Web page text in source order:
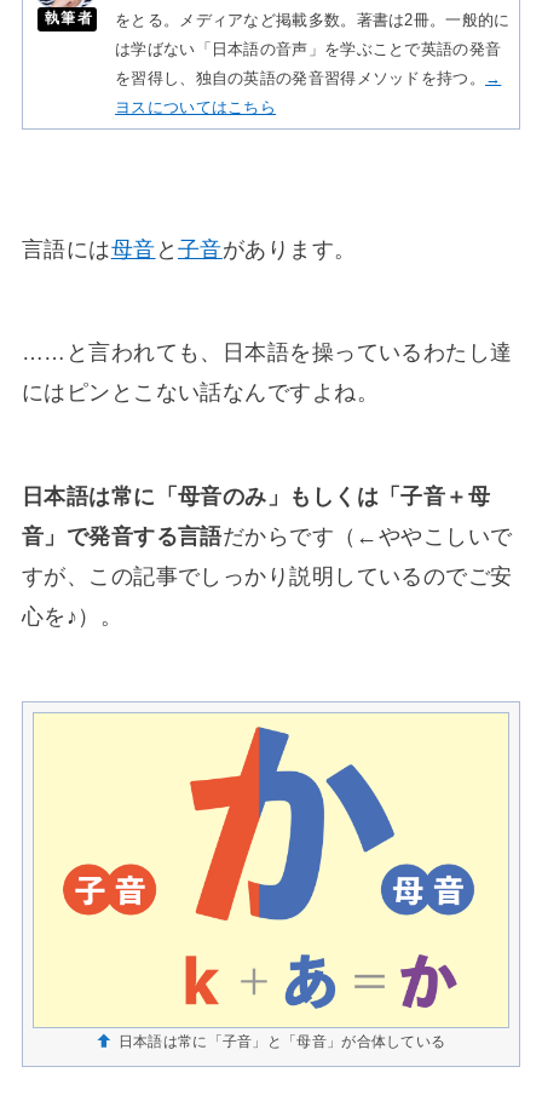
執筆者
をとる。メディアなど掲載多数。著書は2冊。一般的に
は学ばない「日本語の音声」を学ぶことで英語の発音
を習得し、独自の英語の発音習得メソッドを持つ。
→
ヨスについてはこちら
言語には母音 と 子音があります。
……と言われても、日本語を操っているわたし達
にはピンとこない話なんですよね。
日本語は常に「母音のみ」もしくは「子音＋母
音」で発音する言語だからです （←ややこしいで
すが、この記事でしっかり説明しているのでご安
心を♪） 。
日本語は常に「子音」と「母音」が合体している